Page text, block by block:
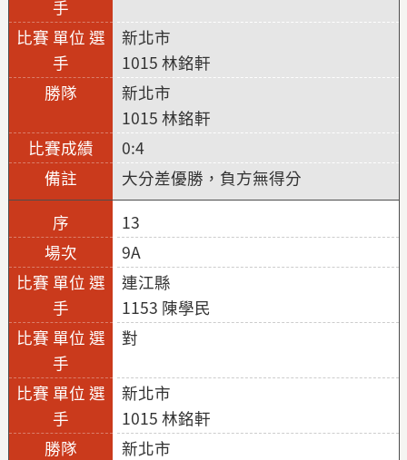
新北市
1015 林銘軒
新北市
1015 林銘軒
0:4
大分差優勝，負方無得分
13
9A
連江縣
1153 陳學民
對
新北市
1015 林銘軒
新北市